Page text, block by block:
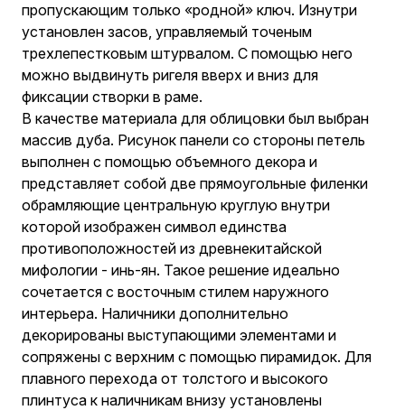
пропускающим только «родной» ключ. Изнутри
установлен засов, управляемый точеным
трехлепестковым штурвалом. С помощью него
можно выдвинуть ригеля вверх и вниз для
фиксации створки в раме.
В качестве материала для облицовки был выбран
массив дуба. Рисунок панели со стороны петель
выполнен с помощью объемного декора и
представляет собой две прямоугольные филенки
обрамляющие центральную круглую внутри
которой изображен символ единства
противоположностей из древнекитайской
мифологии - инь-ян. Такое решение идеально
сочетается с восточным стилем наружного
интерьера. Наличники дополнительно
декорированы выступающими элементами и
сопряжены с верхним с помощью пирамидок. Для
плавного перехода от толстого и высокого
плинтуса к наличникам внизу установлены